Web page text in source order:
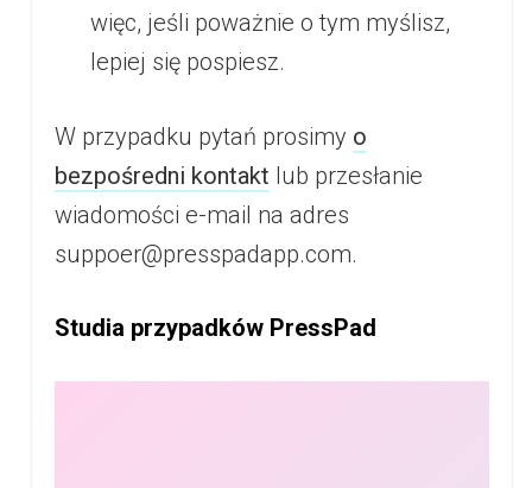
więc, jeśli poważnie o tym myślisz,
lepiej się pospiesz.
W przypadku pytań prosimy o
bezpośredni kontakt lub przesłanie
wiadomości e-mail na adres
suppoer@presspadapp.com.
Studia przypadków PressPad